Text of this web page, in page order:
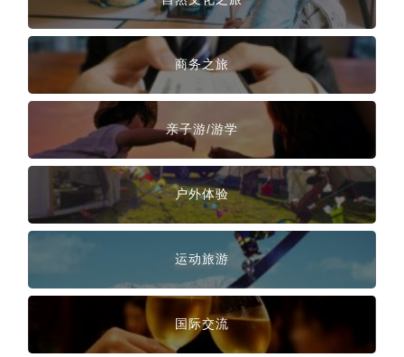
商务之旅
亲子游/游学
户外体验
运动旅游
国际交流